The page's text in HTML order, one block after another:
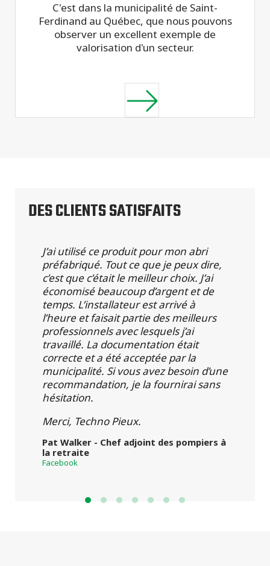
C'est dans la municipalité de Saint-
Ferdinand au Québec, que nous pouvons
observer un excellent exemple de
valorisation d'un secteur.
DES CLIENTS SATISFAITS
J’ai utilisé ce produit pour mon abri
préfabriqué. Tout ce que je peux dire,
c’est que c’était le meilleur choix. J’ai
économisé beaucoup d’argent et de
temps. L’installateur est arrivé à
l’heure et faisait partie des meilleurs
professionnels avec lesquels j’ai
travaillé. La documentation était
correcte et a été acceptée par la
municipalité. Si vous avez besoin d’une
recommandation, je la fournirai sans
hésitation.
Merci, Techno Pieux.
Pat Walker - Chef adjoint des pompiers à
la retraite
Facebook